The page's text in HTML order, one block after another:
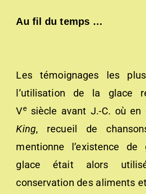
Au fil du temps …
Les témoignages les
l’utilisation de la glace
Vesiècle avant J.-C. où en
King, recueil de
mentionne l’existence de
glace était alors
conservation des aliments